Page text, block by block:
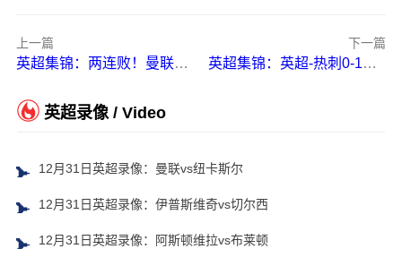
上一篇
英超集锦：两连败！曼联2-3诺丁汉森林仍第13 曼联vs诺丁汉森林
下一篇
英超集锦：英超-热刺0-1伯恩茅斯两轮不胜居第10 伯恩茅斯vs热刺
英超录像 / Video
12月31日英超录像：曼联vs纽卡斯尔
12月31日英超录像：伊普斯维奇vs切尔西
12月31日英超录像：阿斯顿维拉vs布莱顿